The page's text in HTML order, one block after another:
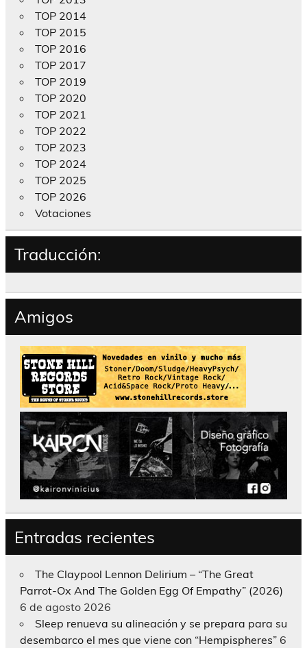
TOP 2014
TOP 2015
TOP 2016
TOP 2017
TOP 2019
TOP 2020
TOP 2021
TOP 2022
TOP 2023
TOP 2024
TOP 2025
TOP 2026
Votaciones
Traducción:
Amigos
Entradas recientes
The Claypool Lennon Delirium – “The Great
Parrot-Ox And The Golden Egg Of Empathy” (2026)
6 de agosto 2026
Sleep renueva su alineación y se prepara para su
desembarco el mes que viene con “Hempispheres” 6